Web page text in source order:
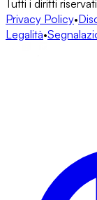
Tutti i diritti riservati
Privacy Policy•
Legalità•